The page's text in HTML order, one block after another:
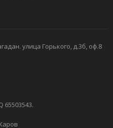
улица Горького, д.3б, оф.8
65503543.